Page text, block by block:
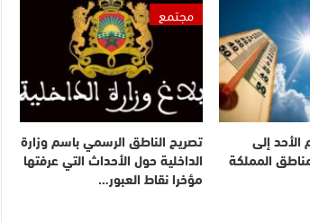
إلى
المملكة
مجتمع
تصريح الناطق الرسمي باسم وزارة
الداخلية حول الأحداث التي عرفتها
مؤخرا نقاط العبور…